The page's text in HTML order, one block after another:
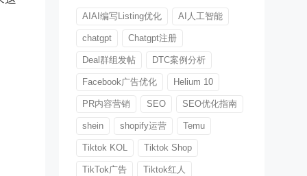
AIAI编写Listing优化 AI人工智能
chatgpt Chatgpt注册
Deal群组发帖 DTC案例分析
Facebook广告优化 Helium 10
PR内容营销 SEO SEO优化指南
shein shopify运营 Temu
Tiktok KOL Tiktok Shop
TikTok广告 Tiktok红人